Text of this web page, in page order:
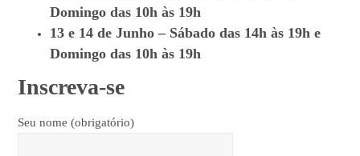
Domingo das 10h às 19h
13 e 14 de Junho – Sábado das 14h às 19h e
Domingo das 10h às 19h
Inscreva-se
Seu nome (obrigatório)